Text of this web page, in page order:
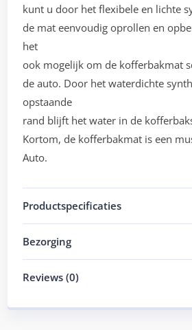
kunt u door het flexibele en lichte
de mat eenvoudig oprollen en
het
ook mogelijk om de kofferbakmat
de auto. Door het waterdichte
opstaande
rand blijft het water in de
Kortom, de kofferbakmat is een
Auto.
Productspecificaties
Bezorging
Reviews (0)